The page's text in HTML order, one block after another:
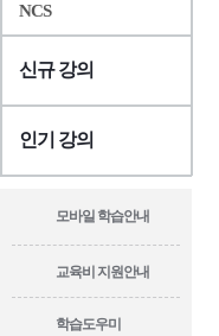
NCS
신규 강의
인기 강의
모바일 학습안내
교육비 지원안내
학습도우미